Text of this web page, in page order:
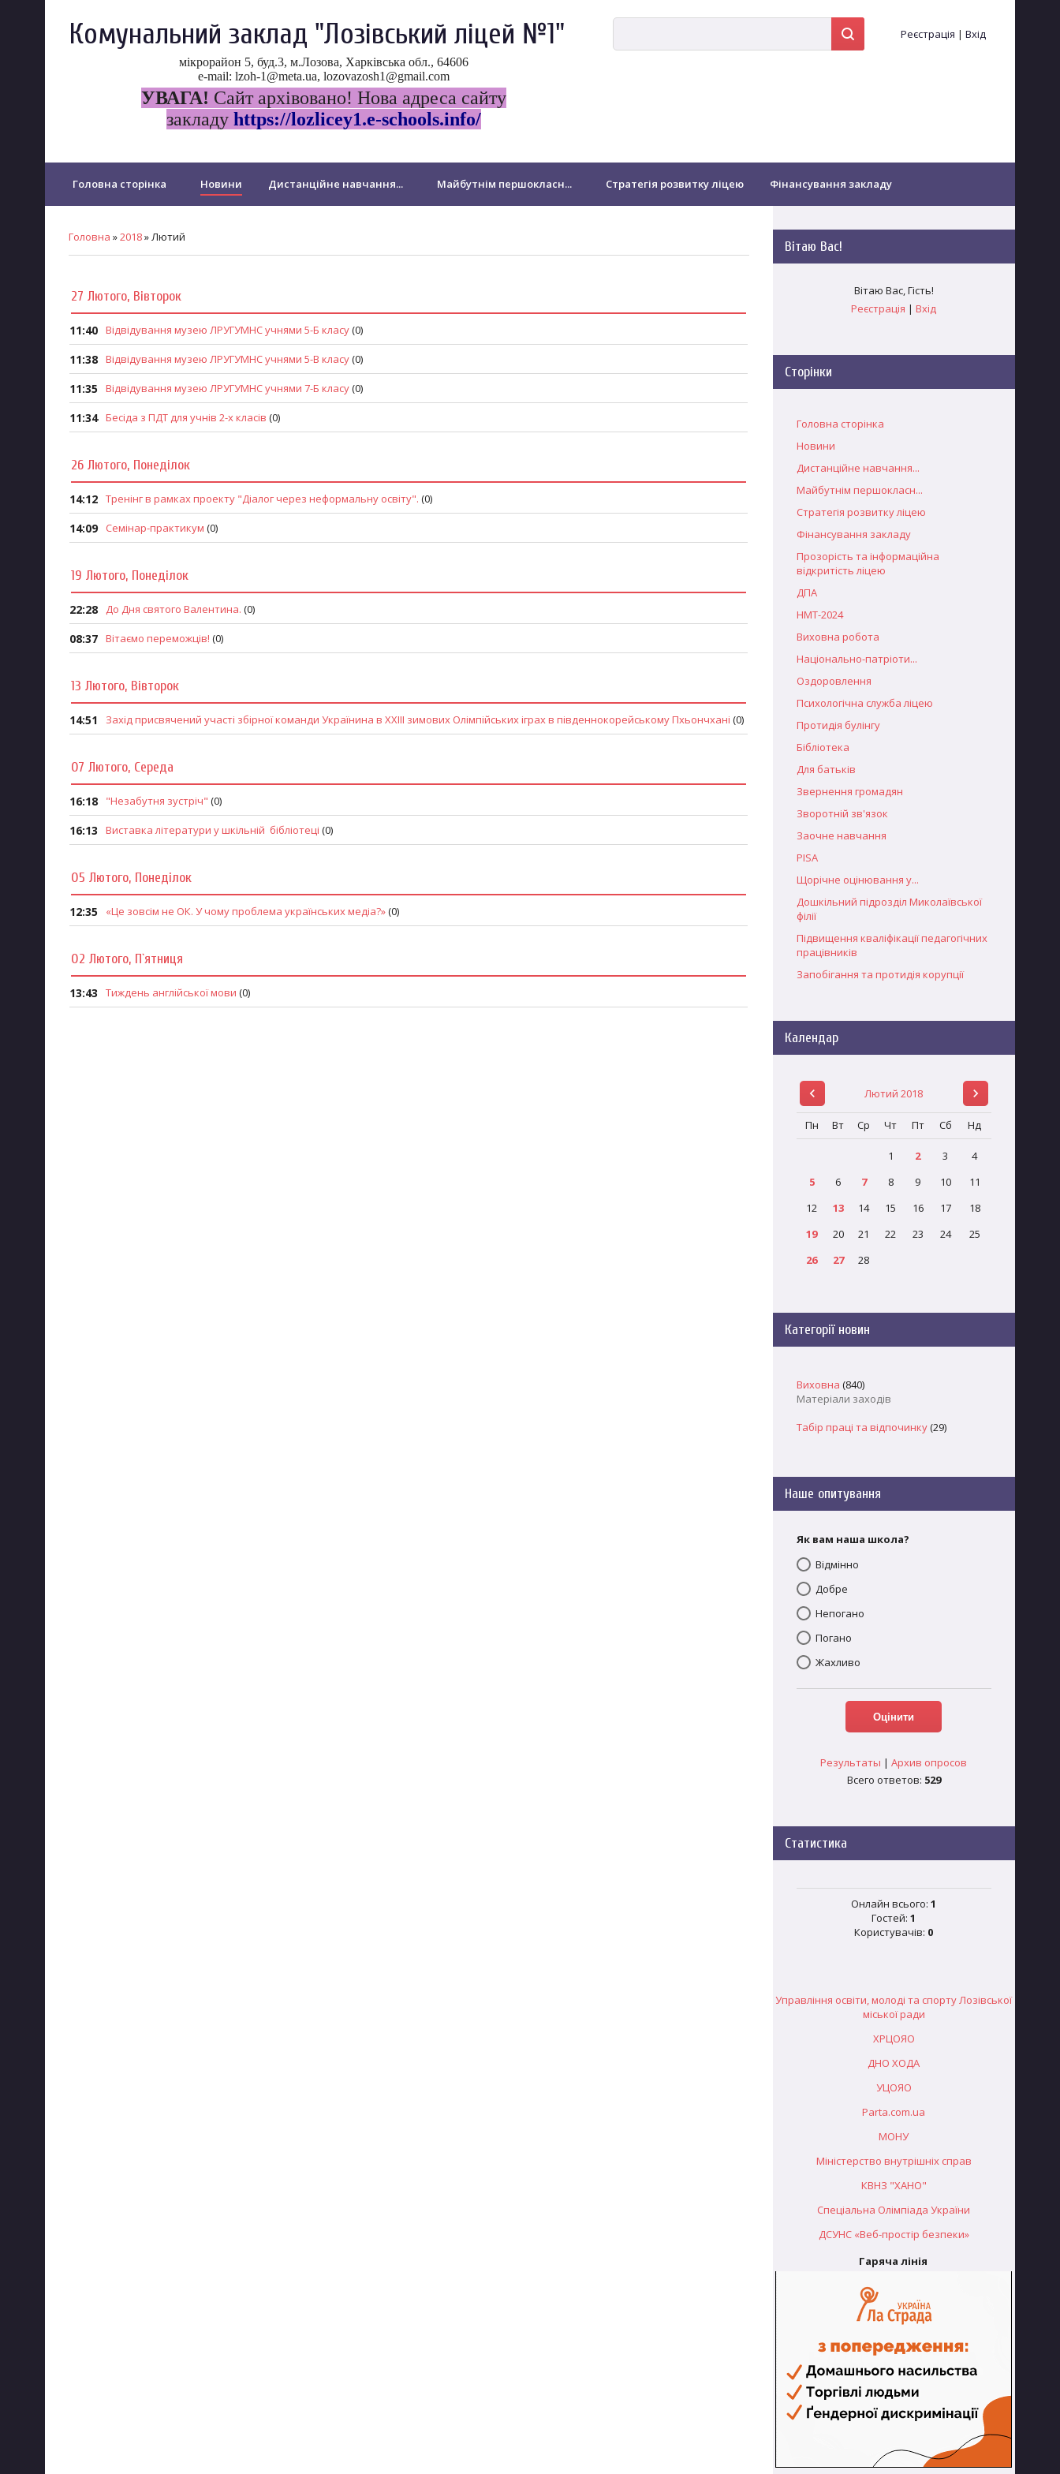
Комунальний заклад "Лозівський ліцей №1"
мікрорайон 5, буд.3, м.Лозова, Харківська обл., 64606
e-mail: lzoh-1@meta.ua, lozovazosh1@gmail.com
УВАГА! Сайт архівовано! Нова адреса сайту
закладу https://lozlicey1.e-schools.info/
Реєстрація | Вхід
Головна сторінка Новини Дистанційне навчання... Майбутнім першокласн... Стратегія розвитку ліцею Фінансування закладу
Оздоровлення
PISA Щорічне оцінювання у... Дошкільний підрозділ Миколаївської філії Підвищення кваліфікації педагогічних працівників
Запобігання та протидія корупції
Головна »2018»Лютий
27 Лютого, Вівторок
11:40 Відвідування музею ЛРУГУМНС учнями 5-Б класу(0)
11:38 Відвідування музею ЛРУГУМНС учнями 5-В класу(0)
11:35 Відвідування музею ЛРУГУМНС учнями 7-Б класу(0)
11:34 Бесіда з ПДТ для учнів 2-х класів (0)
26 Лютого, Понеділок
14:12 Тренінг в рамках проекту "Діалог через неформальну освіту". (0)
14:09 Семінар-практикум (0)
19 Лютого, Понеділок
22:28 До Дня святого Валентина. (0)
08:37 Вітаємо переможців! (0)
13 Лютого, Вівторок
14:51 Захід присвячений участі збірної команди Українина в ХХІІІ зимових Олімпійських іграх в південнокорейському Пхьончхані (0)
07 Лютого, Середа
16:18 "Незабутня зустріч" (0)
16:13 Виставка літератури у шкільній бібліотеці (0)
05 Лютого, Понеділок
12:35 «Це зовсім не ОК. У чому проблема українських медіа?»(0)
02 Лютого, П`ятниця
13:43 Тиждень англійської мови (0)
Вітаю Вас!
Вітаю Вас,Гість!
Реєстрація | Вхід
Сторінки
Головна сторінка
Новини
Дистанційне навчання...
Майбутнім першокласн...
Стратегія розвитку ліцею
Фінансування закладу
Прозорість та інформаційна
відкритість ліцею
ДПА
НМТ-2024
Виховна робота
Національно-патріоти...
Оздоровлення
Психологічна служба ліцею
Протидія булінгу
Бібліотека
Для батьків
Звернення громадян
Зворотній зв'язок
Заочне навчання
PISA
Щорічне оцінювання у...
Дошкільний підрозділ Миколаївської
філії
Підвищення кваліфікації педагогічних
працівників
Запобігання та протидія корупції
Календар
Лютий 2018
Пн Вт Ср Чт Пт Сб Нд
1 2 3
4
5
6 7 8 9 10
11
12
13 14 15 16 17
18
19
20 21 22 23 24
25
26
27 28
Категорії новин
Виховна (840)
Матеріали заходів
Табір праці та відпочинку(29)
Наше опитування
Як вам наша школа?
Відмінно
Добре
Непогано
Погано
Жахливо
Результаты |Архив опросов
Всего ответов: 529
Статистика
Онлайн всього:1
Гостей:1
Користувачів: 0
Управління освіти, молоді та спорту Лозівської
міської ради
ХРЦОЯО
ДНО ХОДА
УЦОЯО
Parta.com.ua
МОНУ
Міністерство внутрішніх справ
КВНЗ "ХАНО"
Спеціальна Олімпіада України
ДСУНС «Веб-простір безпеки»
Гаряча лінія